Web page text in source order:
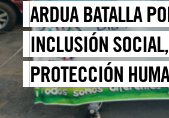
ARDUA BATALLA
INCLUSIÓN
PROTECCIÓN
UNA VIDA LIBRE DE